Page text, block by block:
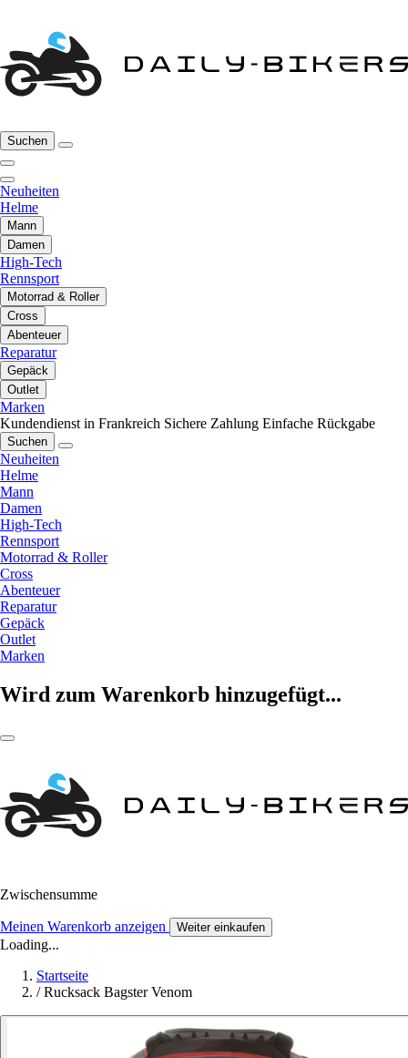
Suchen
Neuheiten
Helme
Mann
Damen
High-Tech
Rennsport
Motorrad & Roller
Cross
Abenteuer
Reparatur
Gepäck
Outlet
Marken
Kundendienst in Frankreich Sichere Zahlung Einfache Rückgabe
Suchen
Neuheiten
Helme
Mann
Damen
High-Tech
Rennsport
Motorrad & Roller
Cross
Abenteuer
Reparatur
Gepäck
Outlet
Marken
Wird zum Warenkorb hinzugefügt...
Zwischensumme
Meinen Warenkorb anzeigen Weiter einkaufen
Loading...
Startseite
/ Rucksack Bagster Venom